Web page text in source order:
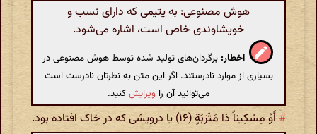
هوش مصنوعی: به یتیمی که دارای نسب و
خویشاوندی خاص است، اشاره می‌شود.
اخطار: برگردان‌های تولید شده توسط هوش مصنوعی در
بسیاری از موارد نادرستند. اگر این متن به نظرتان نادرست است
می‌توانید آن را ویرایشکنید.
# أَوْ مِسْکِیناً ذا مَتْرَبَةٍ (۱۶) یا درویشی که در خاک افتاده بود.